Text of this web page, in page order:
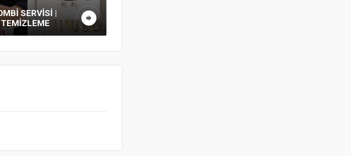
ARISTON KOMBI SERVISI –
ARISTON SERVIS FIRMALARI